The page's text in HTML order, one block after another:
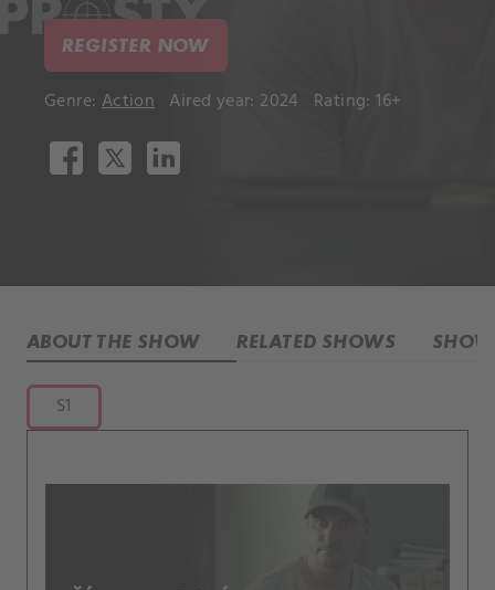
REGISTER NOW
Genre: Action Aired year: 2024 Rating: 16+
ABOUT THE SHOW RELATED SHOWS
S1